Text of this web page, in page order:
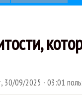
30/09/2025 - 03:01